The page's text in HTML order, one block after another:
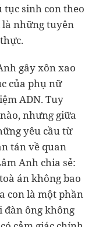
tục sinh con theo
là những tuyên
gây xôn xao
của phụ nữ
ADN. Tuy
nhưng giữa
yêu cầu từ
tán về quan
Anh chia sẻ:
án không bao
con là một phần
ông không